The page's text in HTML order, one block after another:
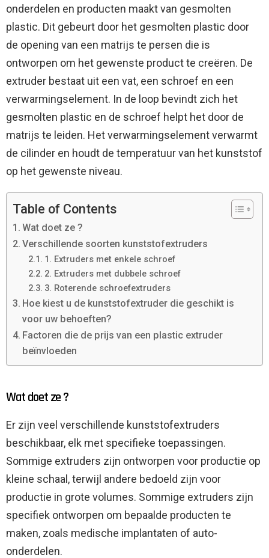
onderdelen en producten maakt van gesmolten
plastic. Dit gebeurt door het gesmolten plastic door
de opening van een matrijs te persen die is
ontworpen om het gewenste product te creëren. De
extruder bestaat uit een vat, een schroef en een
verwarmingselement. In de loop bevindt zich het
gesmolten plastic en de schroef helpt het door de
matrijs te leiden. Het verwarmingselement verwarmt
de cilinder en houdt de temperatuur van het kunststof
op het gewenste niveau.
Table of Contents
Wat doet ze ?
Verschillende soorten kunststofextruders
1. Extruders met enkele schroef
2. Extruders met dubbele schroef
3. Roterende schroefextruders
Hoe kiest u de kunststofextruder die geschikt is
voor uw behoeften?
Factoren die de prijs van een plastic extruder
beïnvloeden
Wat doet ze ?
Er zijn veel verschillende kunststofextruders
beschikbaar, elk met specifieke toepassingen.
Sommige extruders zijn ontworpen voor productie op
kleine schaal, terwijl andere bedoeld zijn voor
productie in grote volumes. Sommige extruders zijn
specifiek ontworpen om bepaalde producten te
maken, zoals medische implantaten of auto-
onderdelen.